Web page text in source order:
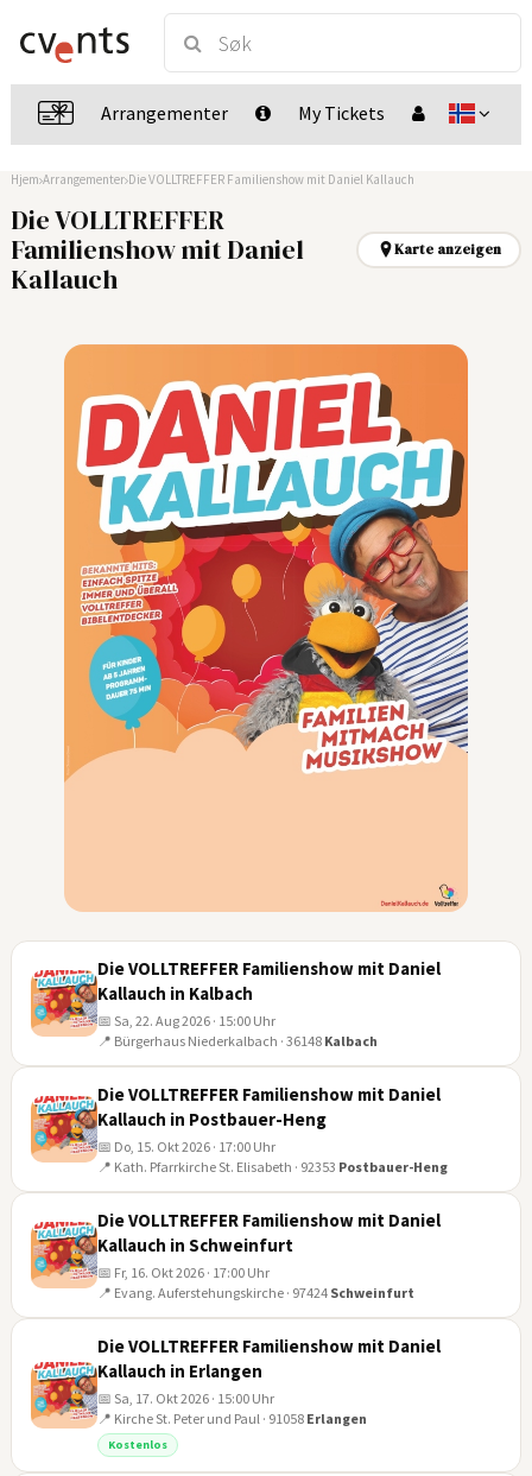
Arrangementer My Tickets
Hjem Arrangementer Die VOLLTREFFER Familienshow mit Daniel Kallauch
Die VOLLTREFFER
Familienshow mit Daniel
Kallauch
Karte anzeigen
AUG
Die VOLLTREFFER Familienshow mit Daniel
Kallauch in Kalbach
📅 Sa, 22. Aug 2026 · 15:00 Uhr
📍 Bürgerhaus Niederkalbach · 36148 Kalbach
OKT
Die VOLLTREFFER Familienshow mit Daniel
Kallauch in Postbauer-Heng
📅 Do, 15. Okt 2026 · 17:00 Uhr
📍 Kath. Pfarrkirche St. Elisabeth · 92353 Postbauer-Heng
OKT
Die VOLLTREFFER Familienshow mit Daniel
Kallauch in Schweinfurt
📅 Fr, 16. Okt 2026 · 17:00 Uhr
📍 Evang. Auferstehungskirche · 97424 Schweinfurt
Die VOLLTREFFER Familienshow mit Daniel
Kallauch in Erlangen
📅 Sa, 17. Okt 2026 · 15:00 Uhr
📍 Kirche St. Peter und Paul · 91058 Erlangen
Kostenlos